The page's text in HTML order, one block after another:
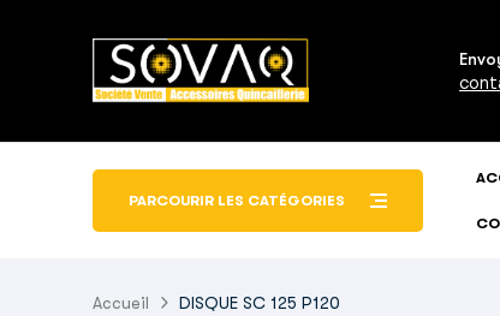
PARCOURIR LES CATÉGORIES
Accueil DISQUE SC 125 P120